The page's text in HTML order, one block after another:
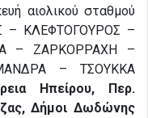
αιολικού σταθμού
– ΚΛΕΦΤΟΓΟΥΡΟΣ –
– ΖΑΡΚΟΡΡΑΧΗ –
– ΤΣΟΥΚΚΑ
Ηπείρου, Περ.
Δήμοι Δωδώνης